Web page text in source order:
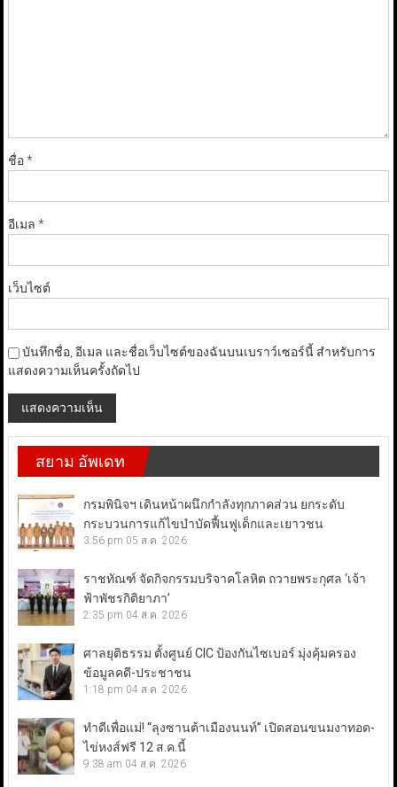
ชื่อ*
อีเมล *
เว็บไซต์
บันทึกชื่อ, อีเมล และชื่อเว็บไซต์ของฉันบนเบราว์เซอร์นี้ สำหรับการ
แสดงความเห็นครั้งถัดไป
สยาม อัพเดท
กรมพินิจฯ เดินหน้าผนึกกำลังทุกภาคส่วน ยกระดับ
กระบวนการแก้ไขบำบัดฟื้นฟูเด็กและเยาวชน
3:56 pm 05 ส.ค. 2026
ราชทัณฑ์ จัดกิจกรรมบริจาคโลหิต ถวายพระกุศล ‘เจ้า
ฟ้าพัชรกิติยาภา’
2:35 pm 04 ส.ค. 2026
ศาลยุติธรรม ตั้งศูนย์ CIC ป้องกันไซเบอร์ มุ่งคุ้มครอง
ข้อมูลคดี-ประชาชน
1:18 pm 04 ส.ค. 2026
ทำดีเพื่อแม่! “ลุงซานต้าเมืองนนท์” เปิดสอนขนมงาทอด-
ไข่หงส์ฟรี 12 ส.ค.นี้
9:38 am 04 ส.ค. 2026